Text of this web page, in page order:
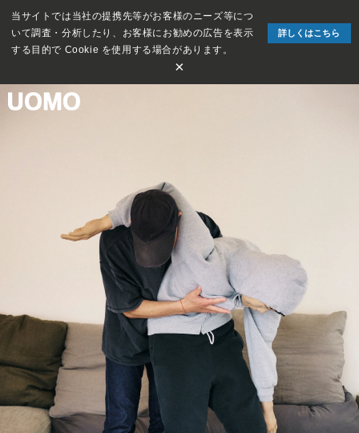
当サイトでは当社の提携先等がお客様のニーズ等につ
いて調査・分析したり、お客様にお勧めの広告を表示
する目的で Cookie を使用する場合があります。
詳しくはこちら
×